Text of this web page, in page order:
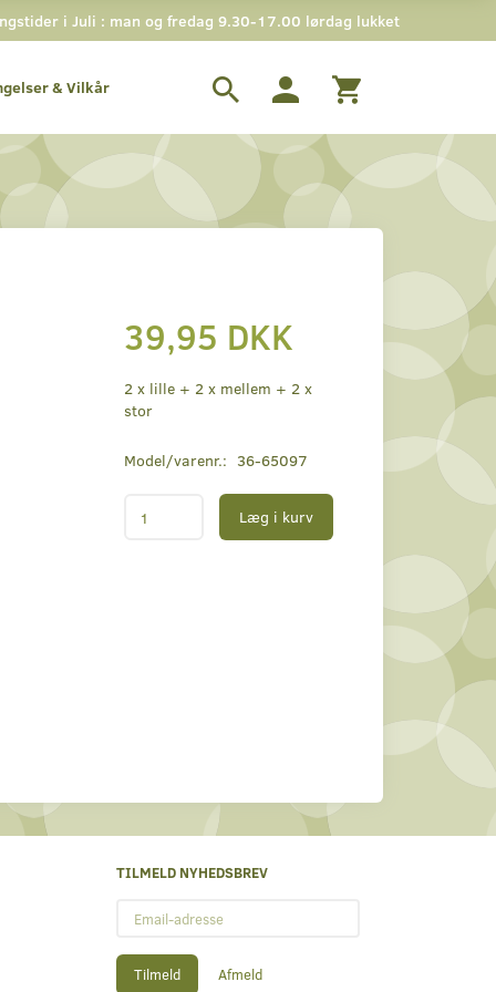
i Juli : man og fredag 9.30-17.00 lørdag lukket
& Vilkår
39,95 DKK
2 x lille + 2 x mellem + 2 x
stor
Model/varenr.: 36-65097
Læg i kurv
TILMELD NYHEDSBREV
adresse
Tilmeld Afmeld